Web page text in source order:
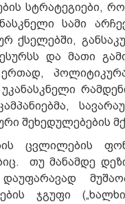
სტრატეგიები,
სამი
ქსელებში,
და მათი
უკანასკნელი
შეხედულებების
ცვლილების
თუ მანამდე
ჯგუფი